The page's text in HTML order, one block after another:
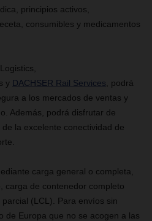
principios activos,
consumibles y medicamentos
y DACHSER Rail Services , podrá
a los mercados de ventas y
Además, podrá disfrutar de
la excelente conectividad de
carga general o completa,
carga de contenedor completo
(LCL). Para envíos sin
de Europa que no se acogen a las